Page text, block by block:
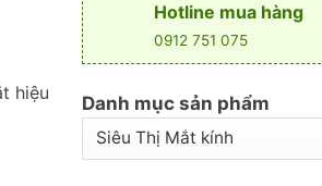
hiệu
Hotline mua hàng
0912 751 075
Danh mục sản phẩm